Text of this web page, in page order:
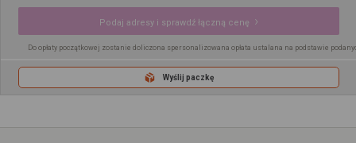
Podaj adresy i sprawdź łączną cenę
Do opłaty początkowej zostanie doliczona spersonalizowana opłata ustalana na podstawie
Wyślij paczkę